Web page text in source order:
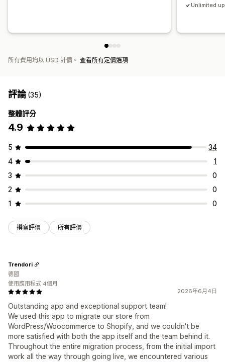
Unlimited
所有費用均以 USD 計價。 查看所有定價選項
評論(35)
整體評分
4.9
5
34
4
1
3
0
2
0
1
0
撰寫評價 所有評價
2026年6月4日
Outstanding app and exceptional support team!
We used this app to migrate our store from
WordPress/Woocommerce to Shopify, and we couldn't be
more satisfied with both the app itself and the team behind it.
Throughout the entire migration process, from the initial import
work all the way through going live, we encountered various
Trendori
德國
使用應用程式 4個月